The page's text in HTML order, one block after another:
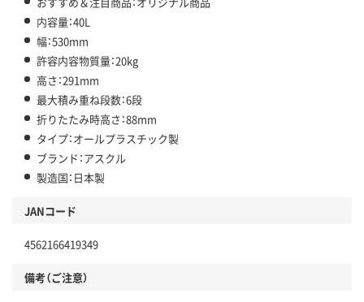
内容量：40L
幅：530mm
許容内容物質量：20kg
高さ：291mm
最大積み重ね段数：6段
折りたたみ時高さ：88mm
タイプ：オールプラスチック製
ブランド：アスクル
製造国：日本製
JANコード
4562166419349
備考（ご注意）